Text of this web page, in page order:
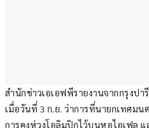
สำนักข่าวเอเอฟพีรายงานจากกรุงปา
เมื่อวันที่ 3 ก.ย. ว่าการที่นายกเทศมน
การคงห่วงโอลิมปิกไว้บนหอไอเฟล